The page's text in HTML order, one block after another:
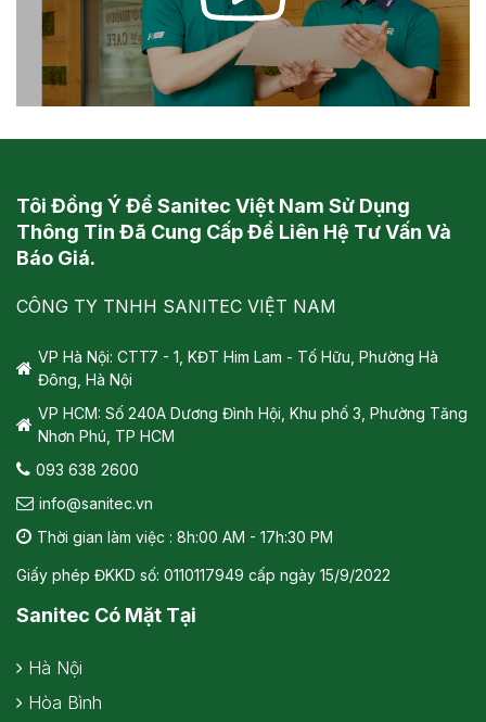
Tôi Đồng Ý Để Sanitec Việt Nam Sử Dụng
Thông Tin Đã Cung Cấp Để Liên Hệ Tư Vấn Và
Báo Giá.
CÔNG TY TNHH SANITEC VIỆT NAM
VP Hà Nội: CTT7 - 1, KĐT Him Lam - Tố Hữu, Phường Hà
Đông, Hà Nội
VP HCM: Số 240A Dương Đình Hội, Khu phố 3, Phường Tăng
Nhơn Phú, TP HCM
093 638 2600
info@sanitec.vn
Thời gian làm việc : 8h:00 AM - 17h:30 PM
Giấy phép ĐKKD số: 0110117949 cấp ngày 15/9/2022
Sanitec Có Mặt Tại
Hà Nội
Hòa Bình